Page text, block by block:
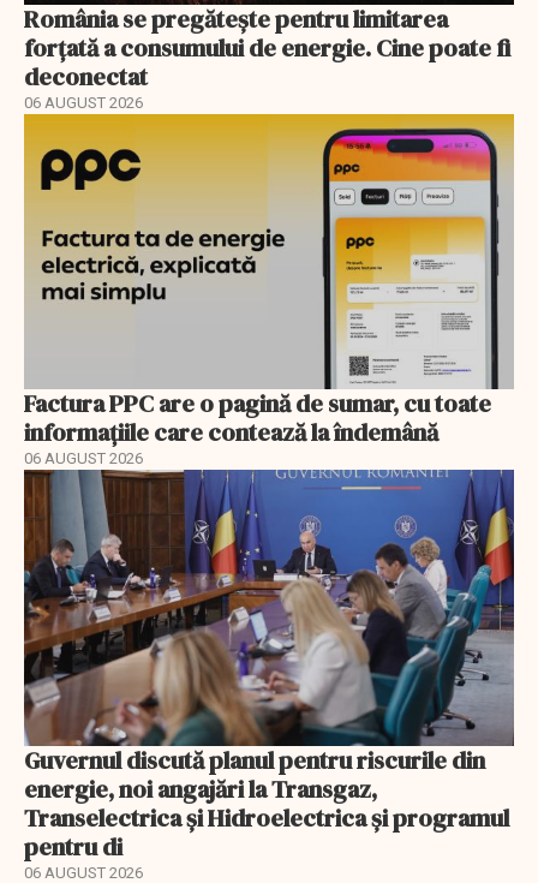
România se pregătește pentru limitarea
forțată a consumului de energie. Cine poate fi
deconectat
06 AUGUST 2026
Factura PPC are o pagină de sumar, cu toate
informațiile care contează la îndemână
06 AUGUST 2026
Guvernul discută planul pentru riscurile din
energie, noi angajări la Transgaz,
Transelectrica și Hidroelectrica și programul
pentru di
06 AUGUST 2026